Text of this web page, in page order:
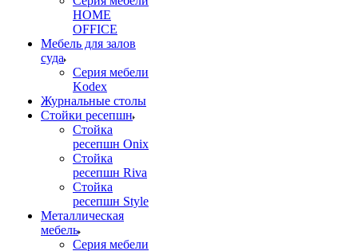
HOME
OFFICE
Мебель для залов
суда
Серия мебели
Kodex
Журнальные столы
Стойки ресепшн
Стойка
ресепшн Onix
Стойка
ресепшн Riva
Стойка
ресепшн Style
Металлическая
мебель
Серия мебели